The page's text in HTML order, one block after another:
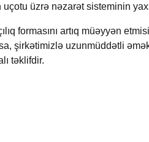
uçotu üzrə nəzarət sisteminin
formasını artıq müəyyən
şirkətimizlə uzunmüddətli
təklifdir.